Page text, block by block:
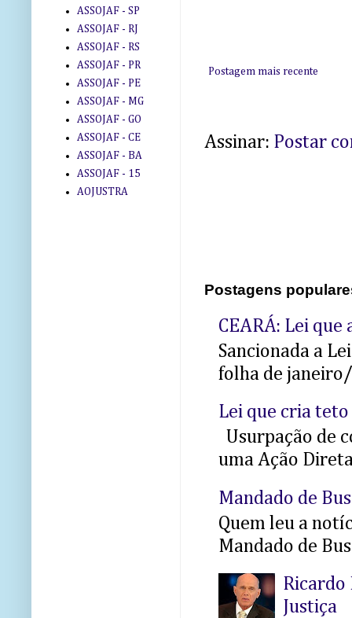
Postagem mais recente
Assinar: Postar
Postagens
CEARÁ: Lei
Sancionada a
folha de
Lei que cria
Usurpação de
uma Ação
Mandado de
Quem leu a
Mandado de
Ricardo
Justiça
ASSOJAF - SP
ASSOJAF - RJ
ASSOJAF - RS
ASSOJAF - PR
ASSOJAF - PE
ASSOJAF - MG
ASSOJAF - GO
ASSOJAF - CE
ASSOJAF - BA
ASSOJAF - 15
AOJUSTRA